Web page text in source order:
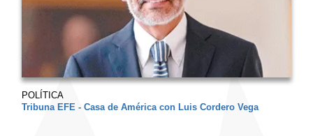
POLÍTICA
Tribuna EFE - Casa de América con Luis Cordero Vega